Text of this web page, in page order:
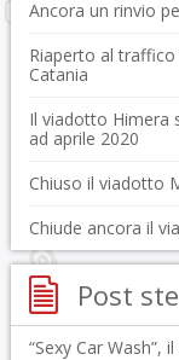
Ancora un rinvio
Riaperto al traffico
Catania
Il viadotto Himera
ad aprile 2020
Chiuso il viadotto
Chiude ancora il
Post
“Sexy Car Wash”,